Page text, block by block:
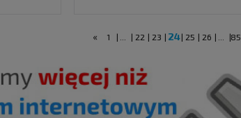
« 1 | | 22 | 23 | 24| 25 | 26 | |85